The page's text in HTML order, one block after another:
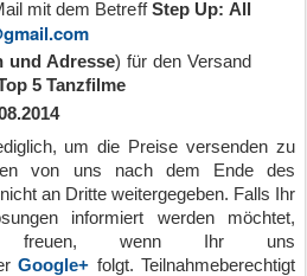
mit dem BetreffStep Up: All
und Adresse) für den Versand
5 Tanzfilme
um die Preise versenden zu
von uns nach dem Ende des
an Dritte weitergegeben. Falls Ihr
informiert werden möchtet,
wenn Ihr uns
Google+ folgt. Teilnahmeberechtigt